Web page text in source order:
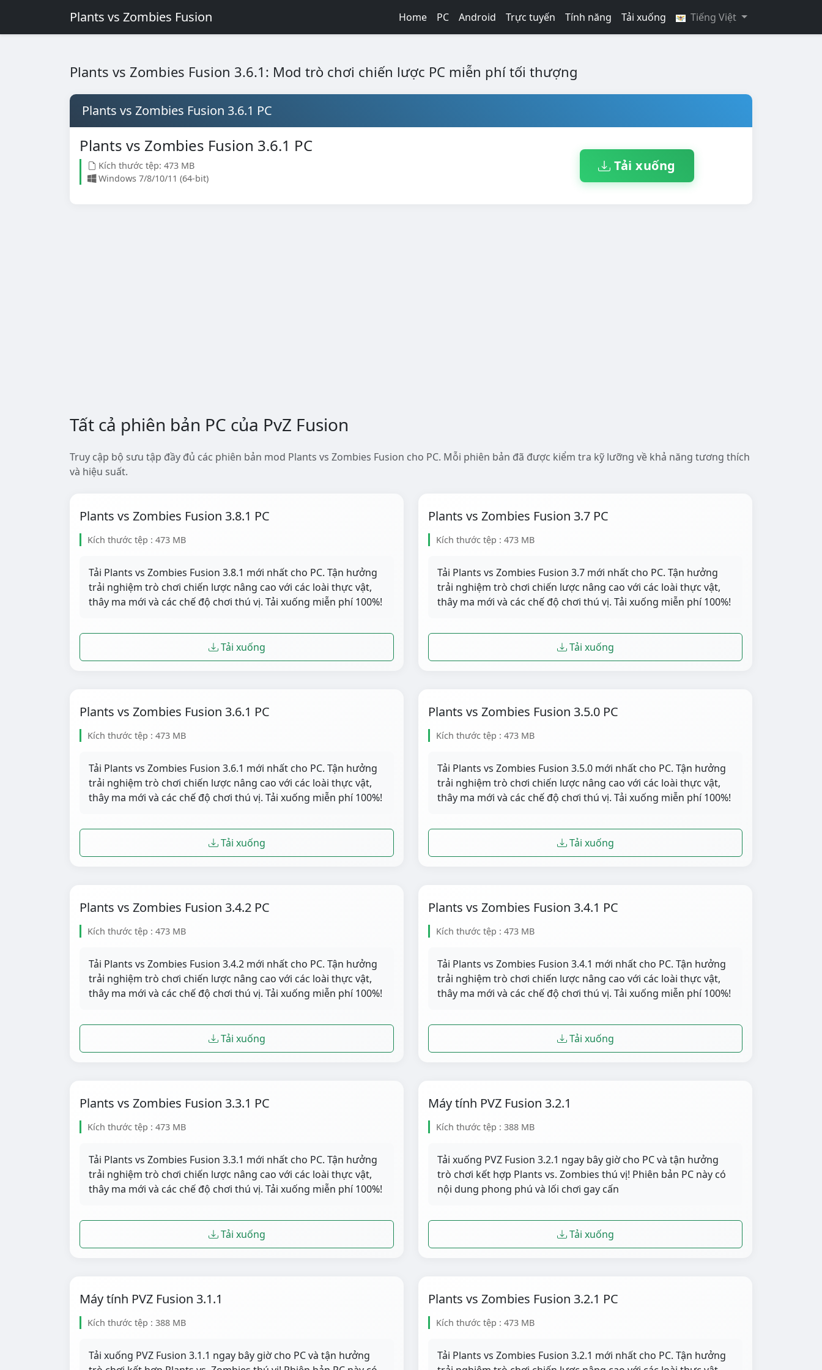
Plants vs Zombies Fusion Home PC Android Trực tuyến Tính năng Tải xuống Tiếng Việt
Plants vs Zombies Fusion 3.6.1: Mod trò chơi chiến lược PC miễn phí tối thượng
Plants vs Zombies Fusion 3.6.1 PC
Plants vs Zombies Fusion 3.6.1 PC
Kích thước tệp: 473 MB
Windows 7/8/10/11 (64-bit)
Tải xuống
Tất cả phiên bản PC của PvZ Fusion
Truy cập bộ sưu tập đầy đủ các phiên bản mod Plants vs Zombies Fusion cho PC. Mỗi phiên bản đã được kiểm tra kỹ lưỡng về khả năng tương thích
và hiệu suất.
Plants vs Zombies Fusion 3.8.1 PC
Kích thước tệp : 473 MB
Tải Plants vs Zombies Fusion 3.8.1 mới nhất cho PC. Tận hưởng
trải nghiệm trò chơi chiến lược nâng cao với các loài thực vật,
thây ma mới và các chế độ chơi thú vị. Tải xuống miễn phí 100%!
Tải xuống
Plants vs Zombies Fusion 3.7 PC
Kích thước tệp : 473 MB
Tải Plants vs Zombies Fusion 3.7 mới nhất cho PC. Tận hưởng
trải nghiệm trò chơi chiến lược nâng cao với các loài thực vật,
thây ma mới và các chế độ chơi thú vị. Tải xuống miễn phí 100%!
Tải xuống
Plants vs Zombies Fusion 3.6.1 PC
Kích thước tệp : 473 MB
Tải Plants vs Zombies Fusion 3.6.1 mới nhất cho PC. Tận hưởng
trải nghiệm trò chơi chiến lược nâng cao với các loài thực vật,
thây ma mới và các chế độ chơi thú vị. Tải xuống miễn phí 100%!
Tải xuống
Plants vs Zombies Fusion 3.5.0 PC
Kích thước tệp : 473 MB
Tải Plants vs Zombies Fusion 3.5.0 mới nhất cho PC. Tận hưởng
trải nghiệm trò chơi chiến lược nâng cao với các loài thực vật,
thây ma mới và các chế độ chơi thú vị. Tải xuống miễn phí 100%!
Tải xuống
Plants vs Zombies Fusion 3.4.2 PC
Kích thước tệp : 473 MB
Tải Plants vs Zombies Fusion 3.4.2 mới nhất cho PC. Tận hưởng
trải nghiệm trò chơi chiến lược nâng cao với các loài thực vật,
thây ma mới và các chế độ chơi thú vị. Tải xuống miễn phí 100%!
Tải xuống
Plants vs Zombies Fusion 3.4.1 PC
Kích thước tệp : 473 MB
Tải Plants vs Zombies Fusion 3.4.1 mới nhất cho PC. Tận hưởng
trải nghiệm trò chơi chiến lược nâng cao với các loài thực vật,
thây ma mới và các chế độ chơi thú vị. Tải xuống miễn phí 100%!
Tải xuống
Plants vs Zombies Fusion 3.3.1 PC
Kích thước tệp : 473 MB
Tải Plants vs Zombies Fusion 3.3.1 mới nhất cho PC. Tận hưởng
trải nghiệm trò chơi chiến lược nâng cao với các loài thực vật,
thây ma mới và các chế độ chơi thú vị. Tải xuống miễn phí 100%!
Tải xuống
Máy tính PVZ Fusion 3.2.1
Kích thước tệp : 388 MB
Tải xuống PVZ Fusion 3.2.1 ngay bây giờ cho PC và tận hưởng
trò chơi kết hợp Plants vs. Zombies thú vị! Phiên bản PC này có
nội dung phong phú và lối chơi gay cấn
Tải xuống
Máy tính PVZ Fusion 3.1.1
Kích thước tệp : 388 MB
Tải xuống PVZ Fusion 3.1.1 ngay bây giờ cho PC và tận hưởng
Plants vs Zombies Fusion 3.2.1 PC
Kích thước tệp : 473 MB
Tải Plants vs Zombies Fusion 3.2.1 mới nhất cho PC. Tận hưởng